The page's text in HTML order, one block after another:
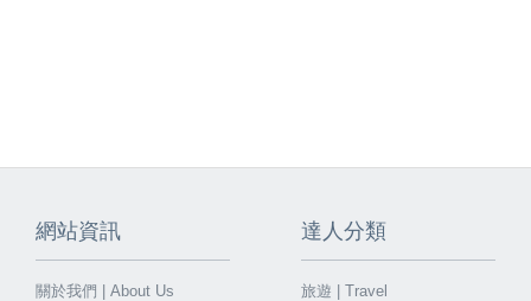
網站資訊
關於我們 | About Us
達人分類
旅遊 | Travel